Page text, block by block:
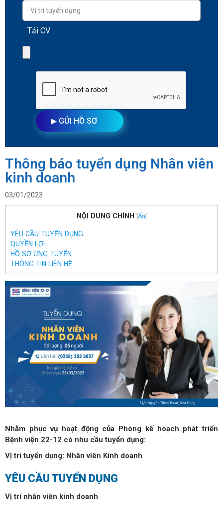
Tải CV
Thông báo tuyển dụng Nhân viên
kinh doanh
03/01/2023
NỘI DUNG CHÍNH Ẩn
YÊU CẦU TUYỂN DỤNG
QUYỀN LỢI
HỒ SƠ ỨNG TUYỂN
THÔNG TIN LIÊN HỆ
Nhằm phục vụ hoạt động của Phòng kế hoạch phát triển
Bệnh viện 22-12 có nhu cầu tuyển dụng:
Vị trí tuyển dụng: Nhân viên Kinh doanh
YÊU CẦU TUYỂN DỤNG
Vị trí nhân viên kinh doanh